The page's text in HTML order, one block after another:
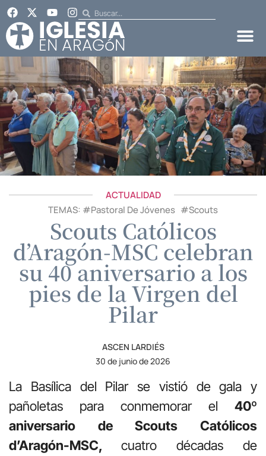
ACTUALIDAD
TEMAS: #Pastoral De Jóvenes #Scouts
Scouts Católicos
d’Aragón-MSC celebran
su 40 aniversario a los
pies de la Virgen del
Pilar
ASCEN LARDIÉS
30 de junio de 2026
La Basílica del Pilar se vistió de gala y
pañoletas para conmemorar el 40º
aniversario de Scouts Católicos
d’Aragón-MSC, cuatro décadas de